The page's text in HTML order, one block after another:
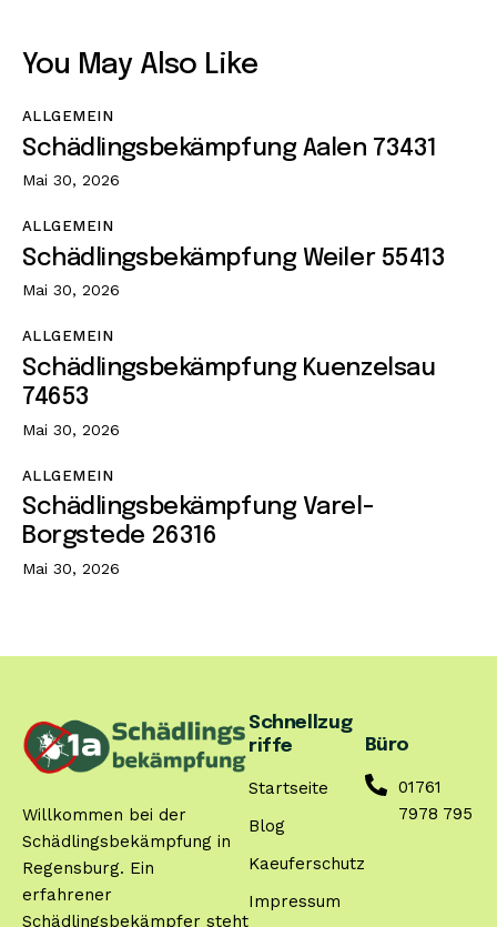
You May Also Like
ALLGEMEIN
Schädlingsbekämpfung Aalen 73431
Mai 30, 2026
ALLGEMEIN
Schädlingsbekämpfung Weiler 55413
Mai 30, 2026
ALLGEMEIN
Schädlingsbekämpfung Kuenzelsau
74653
Mai 30, 2026
ALLGEMEIN
Schädlingsbekämpfung Varel-
Borgstede 26316
Mai 30, 2026
Willkommen bei der
Schädlingsbekämpfung in
Regensburg. Ein
erfahrener
Schädlingsbekämpfer steht
Schnellzug
riffe
Startseite
Blog
Kaeuferschutz
Impressum
Büro
01761
7978 795